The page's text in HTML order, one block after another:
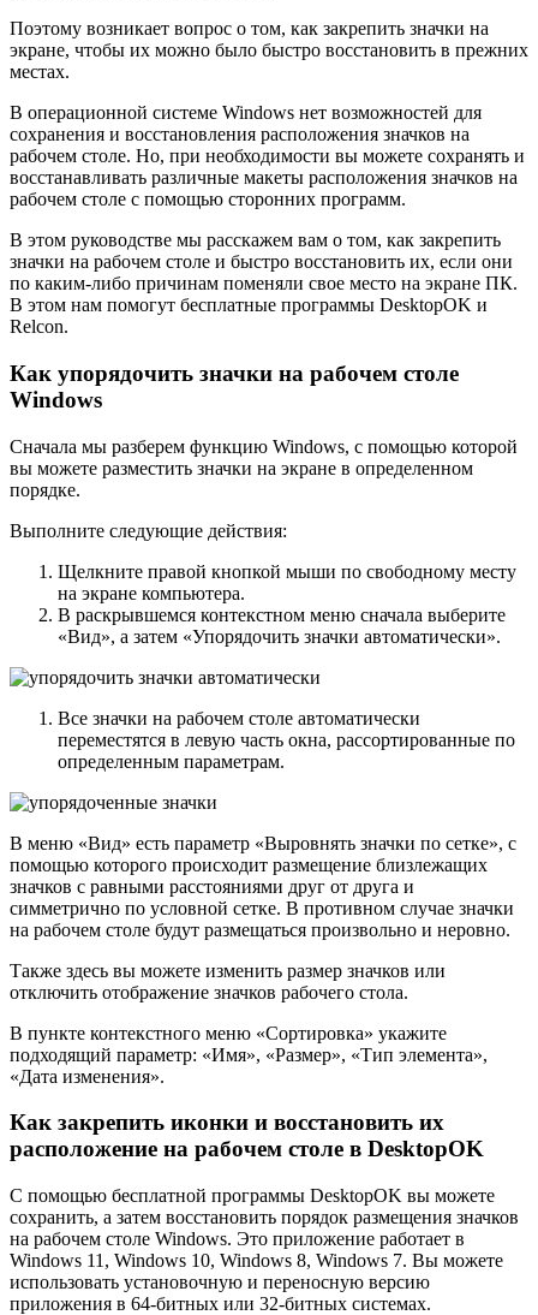
Поэтому возникает вопрос о том, как закрепить значки на
экране, чтобы их можно было быстро восстановить в прежних
местах.
В операционной системе Windows нет возможностей для
сохранения и восстановления расположения значков на
рабочем столе. Но, при необходимости вы можете сохранять и
восстанавливать различные макеты расположения значков на
рабочем столе с помощью сторонних программ.
В этом руководстве мы расскажем вам о том, как закрепить
значки на рабочем столе и быстро восстановить их, если они
по каким-либо причинам поменяли свое место на экране ПК.
В этом нам помогут бесплатные программы DesktopOK и
Relcon.
Как упорядочить значки на рабочем столе
Windows
Сначала мы разберем функцию Windows, с помощью которой
вы можете разместить значки на экране в определенном
порядке.
Выполните следующие действия:
Щелкните правой кнопкой мыши по свободному месту
на экране компьютера.
В раскрывшемся контекстном меню сначала выберите
«Вид», а затем «Упорядочить значки автоматически».
Все значки на рабочем столе автоматически
переместятся в левую часть окна, рассортированные по
определенным параметрам.
В меню «Вид» есть параметр «Выровнять значки по сетке», с
помощью которого происходит размещение близлежащих
значков с равными расстояниями друг от друга и
симметрично по условной сетке. В противном случае значки
на рабочем столе будут размещаться произвольно и неровно.
Также здесь вы можете изменить размер значков или
отключить отображение значков рабочего стола.
В пункте контекстного меню «Сортировка» укажите
подходящий параметр: «Имя», «Размер», «Тип элемента»,
«Дата изменения».
Как закрепить иконки и восстановить их
расположение на рабочем столе в DesktopOK
С помощью бесплатной программы DesktopOK вы можете
сохранить, а затем восстановить порядок размещения значков
на рабочем столе Windows. Это приложение работает в
Windows 11, Windows 10, Windows 8, Windows 7. Вы можете
использовать установочную и переносную версию
приложения в 64-битных или 32-битных системах.